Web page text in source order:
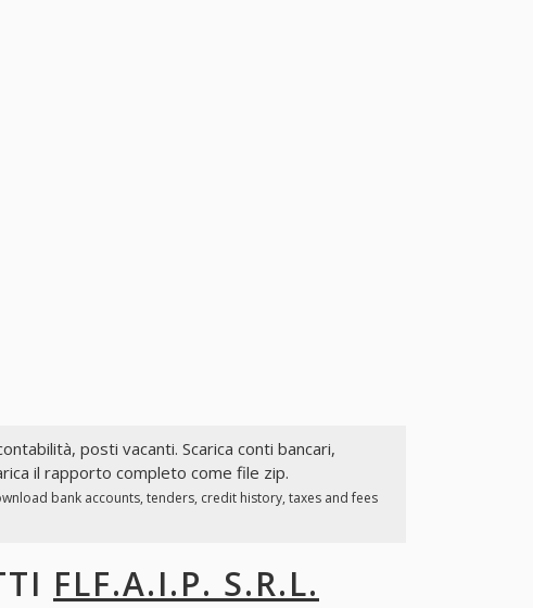
posti vacanti. Scarica conti bancari,
il rapporto completo come file zip.
bank accounts, tenders, credit history, taxes and fees
FLF.A.I.P. S.R.L.